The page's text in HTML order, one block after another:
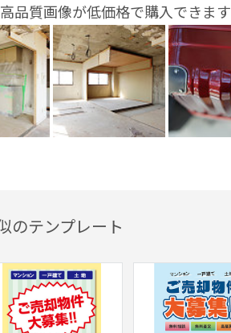
品質画像が低価格で購入できます
のテンプレート